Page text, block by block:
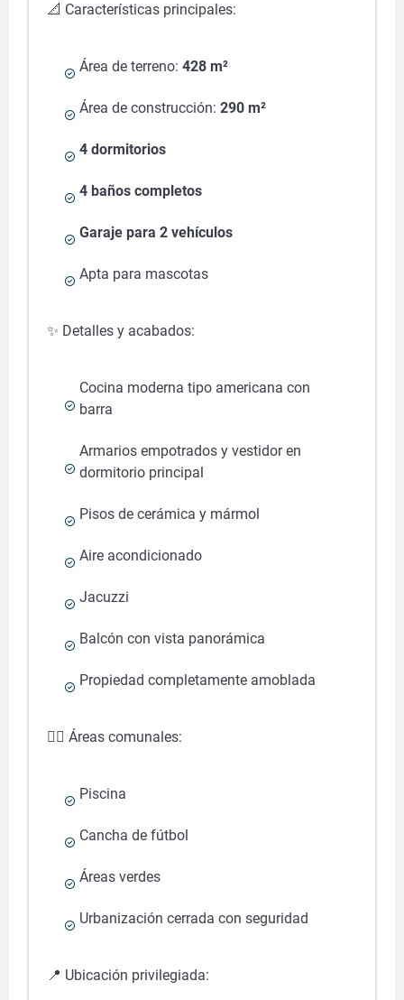
📐 Características principales:
Área de terreno: 428 m²
Área de construcción: 290 m²
4 dormitorios
4 baños completos
Garaje para 2 vehículos
Apta para mascotas
✨ Detalles y acabados:
Cocina moderna tipo americana con
barra
Armarios empotrados y vestidor en
dormitorio principal
Pisos de cerámica y mármol
Aire acondicionado
Jacuzzi
Balcón con vista panorámica
Propiedad completamente amoblada
🏊‍♂️ Áreas comunales:
Piscina
Cancha de fútbol
Áreas verdes
Urbanización cerrada con seguridad
📍 Ubicación privilegiada: